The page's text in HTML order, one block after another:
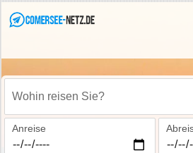
Wohin reisen Sie?
Anreise